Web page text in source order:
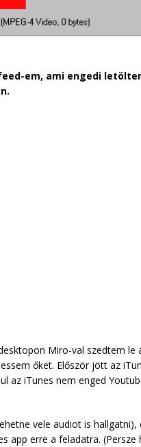
em, ami engedi
Miro-val szedtem le
őket. Először jött az
az iTunes nem enged
vele audiot is hallgatni),
app erre a feladatra. (Persze